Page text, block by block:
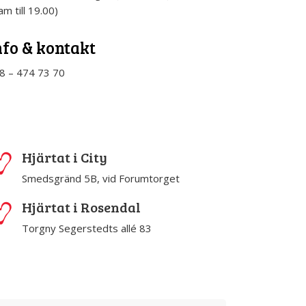
till 19.00)
& kontakt
– 474 73 70
Hjärtat i City
Smedsgränd 5B, vid Forumtorget
Hjärtat i Rosendal
Torgny Segerstedts allé 83